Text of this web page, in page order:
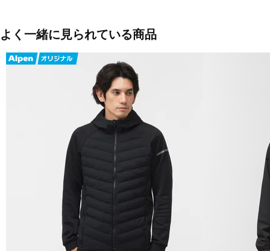
ブラック(K:ブラック)
■素材:2Way Stretch Recycled Nylon Cloth(ナイロン85%、ポリウレタ
■メーカー型番：NP22581
よく一緒に見られている商品